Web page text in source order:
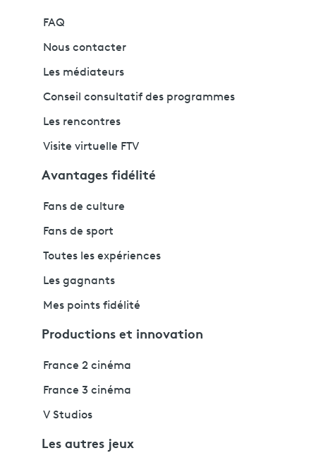
FAQ
Nous contacter
Les médiateurs
Conseil consultatif des programmes
Les rencontres
Visite virtuelle FTV
Avantages fidélité
Fans de culture
Fans de sport
Toutes les expériences
Les gagnants
Mes points fidélité
Productions et innovation
France 2 cinéma
France 3 cinéma
V Studios
Les autres jeux